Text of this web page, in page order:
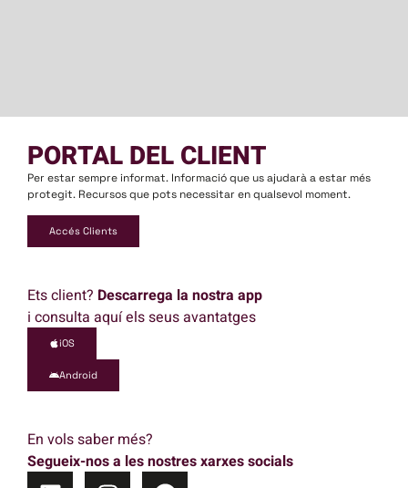
PORTAL DEL CLIENT
Per estar sempre informat. Informació que us ajudarà a estar més
protegit. Recursos que pots necessitar en qualsevol moment.
Accés Clients
Ets client? Descarrega la nostra app
i consulta aquí els seus avantatges
iOS
Android
En vols saber més?
Segueix-nos a les nostres xarxes socials